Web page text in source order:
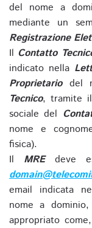
del nome a
mediante un
Registrazione
Il Contatto
indicato nella
Proprietariodel
Tecnico, tramite il
sociale del
nome e
fisica).
Il MREdeve
email indicata
nome a
appropriato